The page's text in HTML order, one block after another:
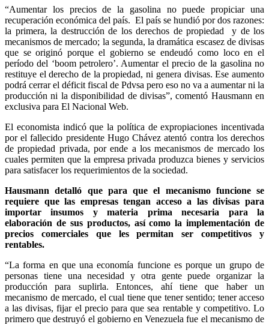
“Aumentar los precios de la gasolina no puede propiciar una
recuperación económica del país. El país se hundió por dos razones:
la primera, la destrucción de los derechos de propiedad y de los
mecanismos de mercado; la segunda, la dramática escasez de divisas
que se originó porque el gobierno se endeudó como loco en el
período del ‘boom petrolero’. Aumentar el precio de la gasolina no
restituye el derecho de la propiedad, ni genera divisas. Ese aumento
podrá cerrar el déficit fiscal de Pdvsa pero eso no va a aumentar ni la
producción ni la disponibilidad de divisas”, comentó Hausmann en
exclusiva para El Nacional Web.
El economista indicó que la política de expropiaciones incentivada
por el fallecido presidente Hugo Chávez atentó contra los derechos
de propiedad privada, por ende a los mecanismos de mercado los
cuales permiten que la empresa privada produzca bienes y servicios
para satisfacer los requerimientos de la sociedad.
Hausmann detalló que para que el mecanismo funcione se
requiere que las empresas tengan acceso a las divisas para
importar insumos y materia prima necesaria para la
elaboración de sus productos, así como la implementación de
precios comerciales que les permitan ser competitivos y
rentables.
“La forma en que una economía funcione es porque un grupo de
personas tiene una necesidad y otra gente puede organizar la
producción para suplirla. Entonces, ahí tiene que haber un
mecanismo de mercado, el cual tiene que tener sentido; tener acceso
a las divisas, fijar el precio para que sea rentable y competitivo. Lo
primero que destruyó el gobierno en Venezuela fue el mecanismo de